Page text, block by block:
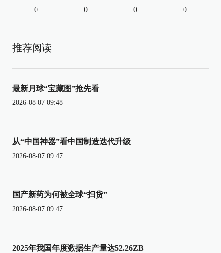
0 0 0 0
推荐阅读
最新月球“宝藏图”抢先看
2026-08-07 09:48
从“中国神器”看中国制造迭代升级
2026-08-07 09:47
国产新药为何被全球“扫货”
2026-08-07 09:47
2025年我国年度数据生产量达52.26ZB